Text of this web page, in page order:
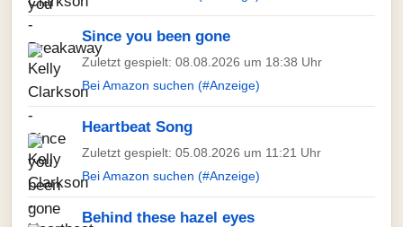
Since you been gone
Zuletzt gespielt: 08.08.2026 um 18:38 Uhr
Bei Amazon suchen (#Anzeige)
Heartbeat Song
Zuletzt gespielt: 05.08.2026 um 11:21 Uhr
Bei Amazon suchen (#Anzeige)
Behind these hazel eyes